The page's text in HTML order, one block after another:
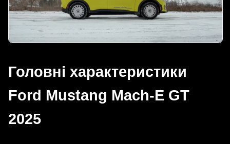
Головні характеристики
Ford Mustang Mach-E GT
2025